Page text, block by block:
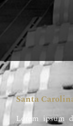
Santa
Lorem ipsum